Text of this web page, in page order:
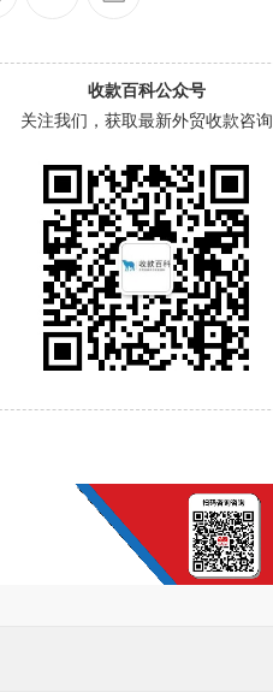
收款百科公众号
关注我们，获取最新外贸收款咨询